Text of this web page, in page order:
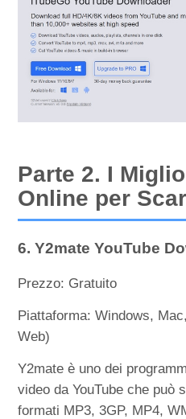
Parte 2. I
Online per
6. Y2mate YouTube
Prezzo: Gratuito
Piattaforma: Windows,
Web)
Y2mate è uno dei
video da YouTube che può
formati MP3, 3GP, MP4,